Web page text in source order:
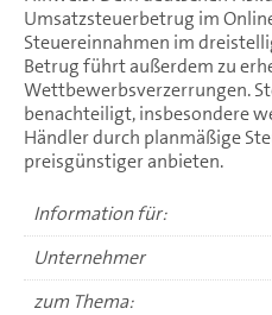
Umsatzsteuerbetrug im
Steuereinnahmen im
Betrug führt außerdem zu
Wettbewerbsverzerrungen.
benachteiligt, insbesondere
Händler durch planmäßige
preisgünstiger anbieten.
Information für:
Unternehmer
zum Thema: